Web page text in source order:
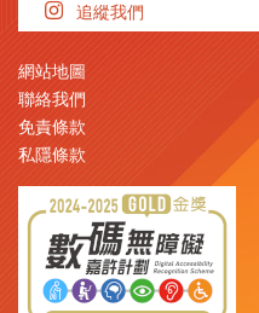
追縱我們
網站地圖
聯絡我們
免責條款
私隱條款